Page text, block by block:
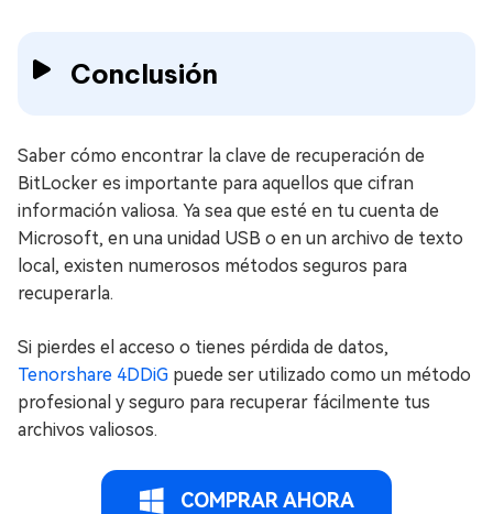
Conclusión
Saber cómo encontrar la clave de recuperación de
BitLocker es importante para aquellos que cifran
información valiosa. Ya sea que esté en tu cuenta de
Microsoft, en una unidad USB o en un archivo de texto
local, existen numerosos métodos seguros para
recuperarla.
Si pierdes el acceso o tienes pérdida de datos,
Tenorshare 4DDiG puede ser utilizado como un método
profesional y seguro para recuperar fácilmente tus
archivos valiosos.
COMPRAR AHORA